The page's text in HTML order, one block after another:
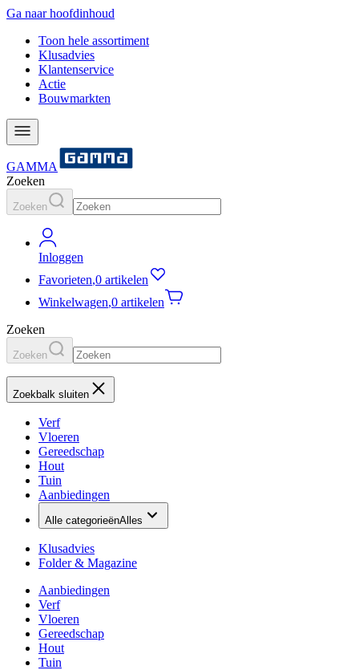
Ga naar hoofdinhoud
Toon hele assortiment
Klusadvies
Klantenservice
Actie
Bouwmarkten
GAMMA
Zoeken
Zoeken
Inloggen
Favorieten,0 artikelen
Winkelwagen,0 artikelen
Zoeken
Zoeken
Zoekbalk sluiten
Verf
Vloeren
Gereedschap
Hout
Tuin
Aanbiedingen
Alle categorieënAlles
Klusadvies
Folder & Magazine
Aanbiedingen
Verf
Vloeren
Gereedschap
Hout
Tuin